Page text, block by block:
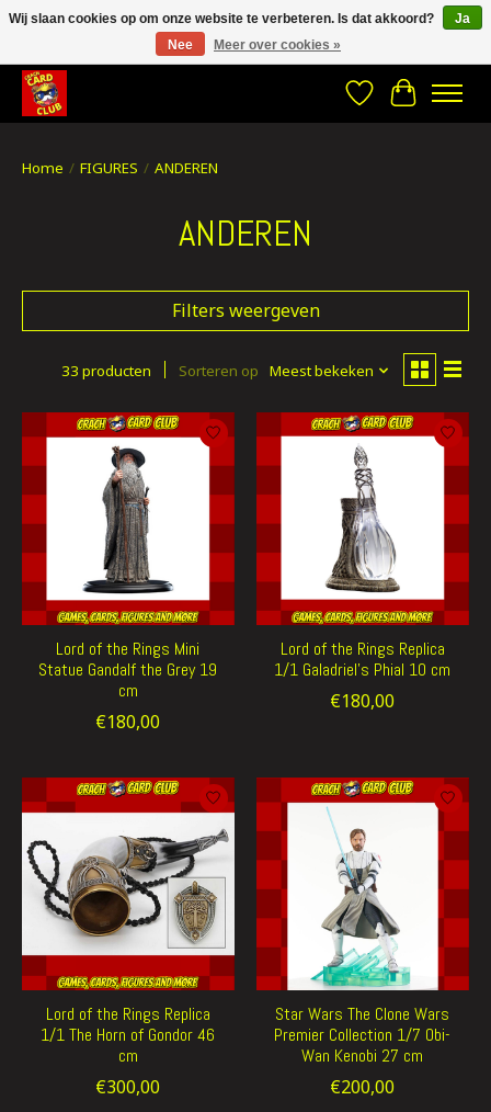
CRACH CARD CLUB , The best place to Geek out!
Verlanglijst
Home / FIGURES / ANDEREN
ANDEREN
Filters weergeven
33 producten Sorteren op Meest bekeken
Lord of the Rings Mini
Statue Gandalf the Grey 19
cm
€180,00
Lord of the Rings Replica
1/1 Galadriel's Phial 10 cm
€180,00
Lord of the Rings Replica
1/1 The Horn of Gondor 46
cm
€300,00
Star Wars The Clone Wars
Premier Collection 1/7 Obi-
Wan Kenobi 27 cm
€200,00
Wij slaan cookies op om onze website te verbeteren. Is dat akkoord?
Ja
Nee
Meer over cookies »